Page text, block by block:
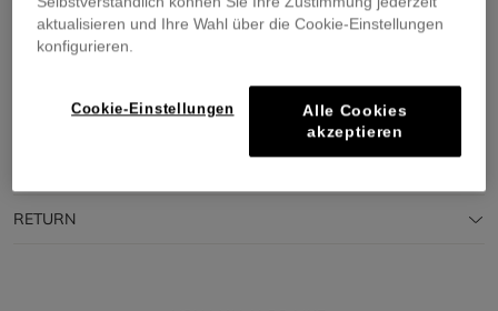
DESCRIPTION
TRACEABILITY
RETURN
aktualisieren und Ihre Wahl über die Cookie-Einstellungen
konfigurieren.
Cookie-Einstellungen
Alle Cookies
akzeptieren